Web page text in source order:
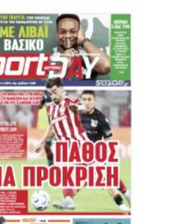
για εμάς και
αυτά τα ιερά γράμματα.